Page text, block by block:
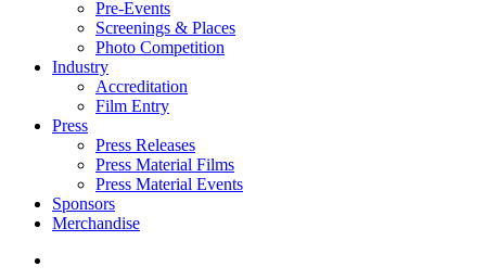
Pre-Events
Screenings & Places
Photo Competition
Industry
Accreditation
Film Entry
Press
Press Releases
Press Material Films
Press Material Events
Sponsors
Merchandise